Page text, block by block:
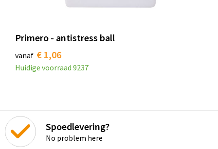
Primero - antistress ball
vanaf € 1,06
Huidige voorraad 9237
Spoedlevering?
No problem here